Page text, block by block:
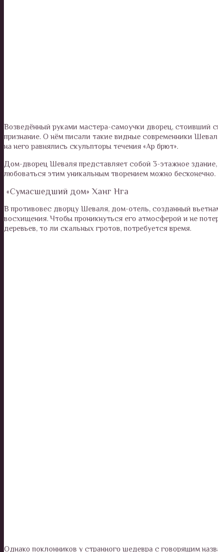
Возведённый руками мастера-самоучки дворец, стоивший
признание. О нём писали такие видные современники
на него равнялись скульпторы течения «Ар брют».
Дом-дворец Шеваля представляет собой 3-этажное
любоваться этим уникальным творением можно бесконечно.
«Сумасшедший дом» Ханг Нга
В противовес дворцу Шеваля, дом-отель, созданный
восхищения. Чтобы проникнуться его атмосферой и не
деревьев, то ли скальных гротов, потребуется время.
Однако поклонников у странного шедевра с говорящим